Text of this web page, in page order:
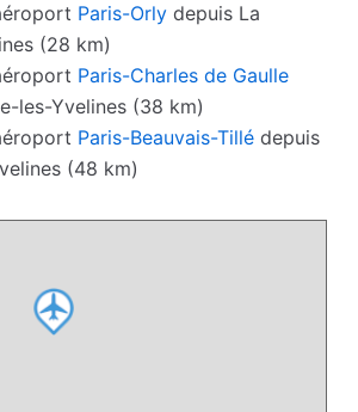
Paris-Orly depuis La
(28 km)
Paris-Charles de Gaulle
les-Yvelines (38 km)
Paris-Beauvais-Tillé depuis
(48 km)